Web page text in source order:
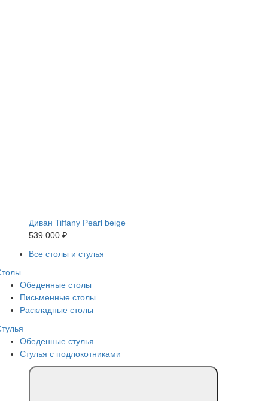
Диван Tiffany Pearl beige
539 000 ₽
Все столы и стулья
Обеденные столы
Письменные столы
Раскладные столы
Обеденные стулья
Стулья с подлокотниками